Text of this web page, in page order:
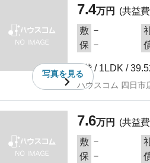
写真を見る
7.4万円
(共益
敷 －
保 －
1階 / 1LDK /
ハウスコム 四日市
7.6万円
(共益
敷 －
保 －